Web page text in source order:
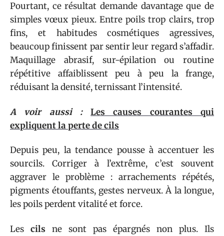
Pourtant, ce résultat demande davantage que de
simples vœux pieux. Entre poils trop clairs, trop
fins, et habitudes cosmétiques agressives,
beaucoup finissent par sentir leur regard s’affadir.
Maquillage abrasif, sur-épilation ou routine
répétitive affaiblissent peu à peu la frange,
réduisant la densité, ternissant l’intensité.
A voir aussi :
Les causes courantes qui
expliquent la perte de cils
Depuis peu, la tendance pousse à accentuer les
sourcils. Corriger à l’extrême, c’est souvent
aggraver le problème : arrachements répétés,
pigments étouffants, gestes nerveux. À la longue,
les poils perdent vitalité et force.
Les cils ne sont pas épargnés non plus. Ils